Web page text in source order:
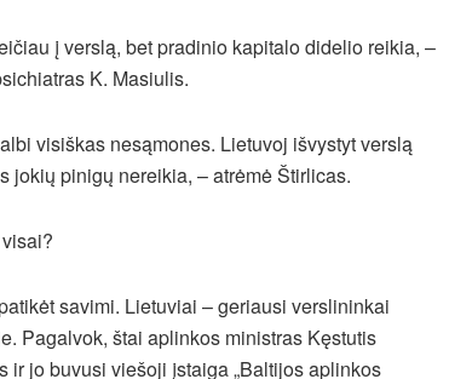
į verslą, bet pradinio kapitalo didelio reikia, –
K. Masiulis.
visiškas nesąmones. Lietuvoj išvystyt verslą
jokių pinigų nereikia, – atrėmė Štirlicas.
savimi. Lietuviai – geriausi verslininkai
Pagalvok, štai aplinkos ministras Kęstutis
ir jo buvusi viešoji įstaiga „Baltijos aplinkos